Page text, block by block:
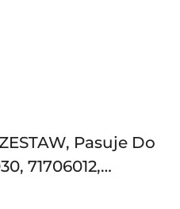
Pasuje Do
71706012,
04374902,